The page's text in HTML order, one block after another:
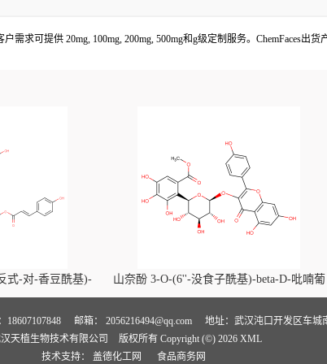
求可提供 20mg, 100mg, 200mg, 500mg和g级定制服务。ChemFaces出
式-对-香豆酰基)-
, Kaempferol-3-O-
beta-D-
号:121651-61-4
山奈酚 3-O-(6''-没食子酰基)-beta-D-吡喃葡
萄糖苷价格, Kaempferol 3-O-(6''-galloyl)-
beta-D-glucopyranoside对照品, CAS
号:56317-05-6
18607107848 邮箱： 2056216494@qq.com
地址：武汉沌口开发区车城
天植生物技术有限公司
版权所有 Copyright (©) 2026 XML
技术支持： 盖德化工网 食品商务网